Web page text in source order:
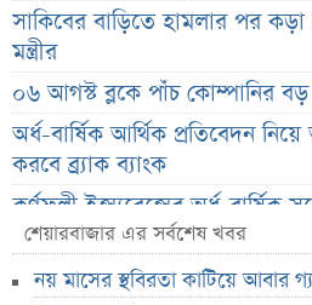
সাকিবের বাড়িতে হামলার পর কড়া
মন্ত্রীর
০৬ আগস্ট ব্লকে পাঁচ কোম্পানির
অর্ধ-বার্ষিক আর্থিক প্রতিবেদন
করবে ব্র্যাক ব্যাংক
কর্ণফুলী ইন্স্যুরেন্সের অর্ধ-বার্ষিক
৭৫ হাজার ২৮৩ শেয়ার মনোনীত
হস্তান্তর
শেয়ারবাজার এর সর্বশেষ খবর
নয় মাসের স্থবিরতা কাটিয়ে আবার